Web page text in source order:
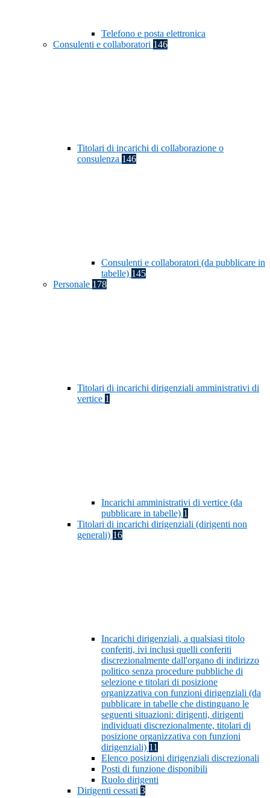
Telefono e posta elettronica
Consulenti e collaboratori 146
Titolari di incarichi di collaborazione o
consulenza 146
Consulenti e collaboratori (da pubblicare in
tabelle) 145
Personale 178
Titolari di incarichi dirigenziali amministrativi di
vertice 1
Incarichi amministrativi di vertice (da
pubblicare in tabelle) 1
Titolari di incarichi dirigenziali (dirigenti non
generali) 16
Incarichi dirigenziali, a qualsiasi titolo
conferiti, ivi inclusi quelli conferiti
discrezionalmente dall'organo di indirizzo
politico senza procedure pubbliche di
selezione e titolari di posizione
organizzativa con funzioni dirigenziali (da
pubblicare in tabelle che distinguano le
seguenti situazioni: dirigenti, dirigenti
individuati discrezionalmente, titolari di
posizione organizzativa con funzioni
dirigenziali) 11
Elenco posizioni dirigenziali discrezionali
Posti di funzione disponibili
Ruolo dirigenti
Dirigenti cessati 3